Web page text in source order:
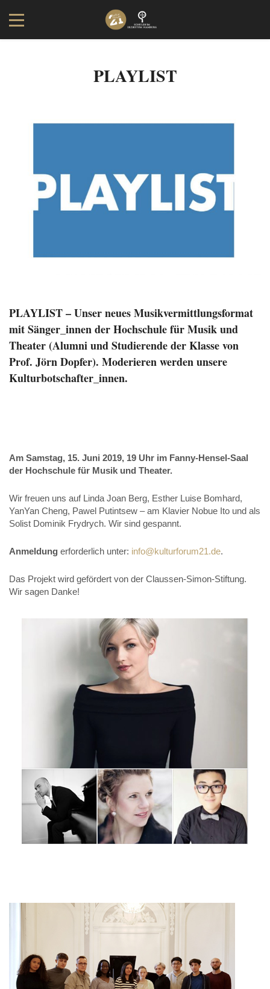
PLAYLIST
PLAYLIST – Unser neues Musikvermittlungsformat
mit Sänger_innen der Hochschule für Musik und
Theater (Alumni und Studierende der Klasse von
Prof. Jörn Dopfer). Moderieren werden unsere
Kulturbotschafter_innen.
Am Samstag, 15. Juni 2019, 19 Uhr im Fanny-Hensel-Saal
der Hochschule für Musik und Theater.
Wir freuen uns auf Linda Joan Berg, Esther Luise Bomhard,
YanYan Cheng, Pawel Putintsew – am Klavier Nobue Ito und als
Solist Dominik Frydrych. Wir sind gespannt.
Anmeldung erforderlich unter: info@kulturforum21.de.
Das Projekt wird gefördert von der Claussen-Simon-Stiftung.
Wir sagen Danke!